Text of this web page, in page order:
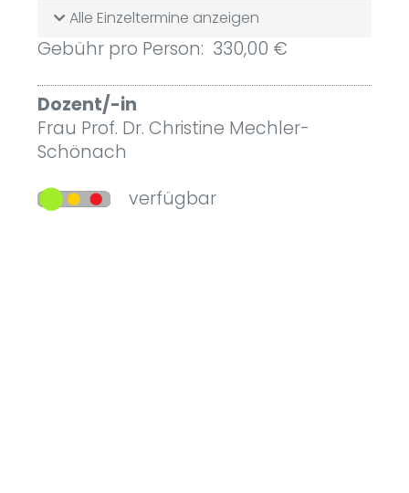
Alle Einzeltermine anzeigen
Gebühr pro Person: 330,00 €
Dozent/-in
Frau Prof. Dr. Christine Mechler-
Schönach
verfügbar